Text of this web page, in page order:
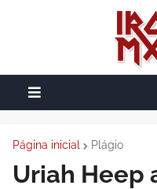
Página inicial Plágio
Uriah Heep